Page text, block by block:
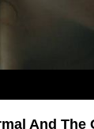
And The